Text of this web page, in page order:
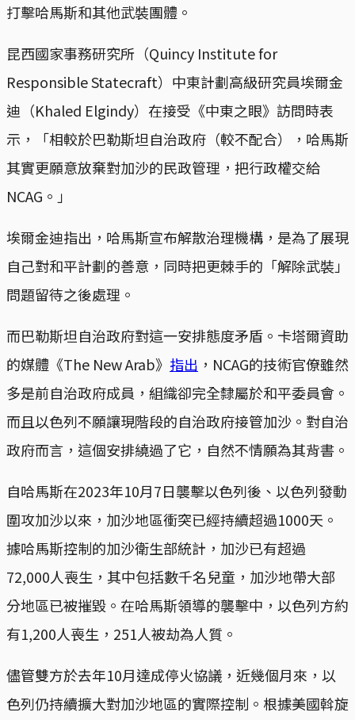
打擊哈馬斯和其他武裝團體。
昆西國家事務研究所（Quincy Institute for
Responsible Statecraft）中東計劃高級研究員埃爾金
迪（Khaled Elgindy）在接受《中東之眼》訪問時表
示，「相較於巴勒斯坦自治政府（較不配合），哈馬斯
其實更願意放棄對加沙的民政管理，把行政權交給
NCAG。」
埃爾金迪指出，哈馬斯宣布解散治理機構，是為了展現
自己對和平計劃的善意，同時把更棘手的「解除武裝」
問題留待之後處理。
而巴勒斯坦自治政府對這一安排態度矛盾。卡塔爾資助
的媒體《The New Arab》 指出 ，NCAG的技術官僚雖然
多是前自治政府成員，組織卻完全隸屬於和平委員會。
而且以色列不願讓現階段的自治政府接管加沙。對自治
政府而言，這個安排繞過了它，自然不情願為其背書。
自哈馬斯在2023年10月7日襲擊以色列後、以色列發動
圍攻加沙以來，加沙地區衝突已經持續超過1000天。
據哈馬斯控制的加沙衛生部統計，加沙已有超過
72,000人喪生，其中包括數千名兒童，加沙地帶大部
分地區已被摧毀。在哈馬斯領導的襲擊中，以色列方約
有1,200人喪生，251人被劫為人質。
儘管雙方於去年10月達成停火協議，近幾個月來，以
色列仍持續擴大對加沙地區的實際控制。根據美國斡旋